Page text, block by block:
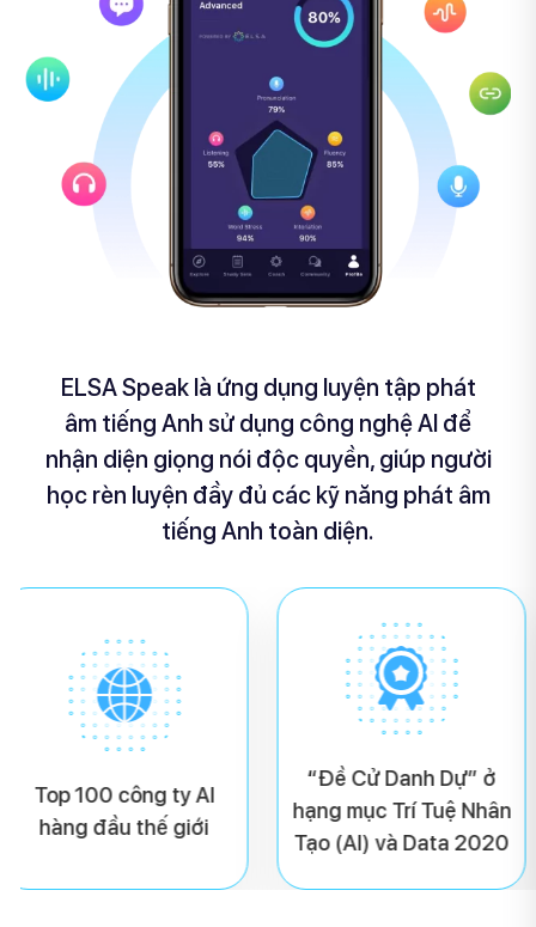
ELSA Speak là ứng dụng luyện tập phát
âm tiếng Anh sử dụng công nghệ AI để
nhận diện giọng nói độc quyền, giúp người
học rèn luyện đầy đủ các kỹ năng phát âm
tiếng Anh toàn diện.
Trí Tuệ Nhân
và Data 2020
Top 4 công ty sử dụng
công nghệ AI thay đổi
thế giới